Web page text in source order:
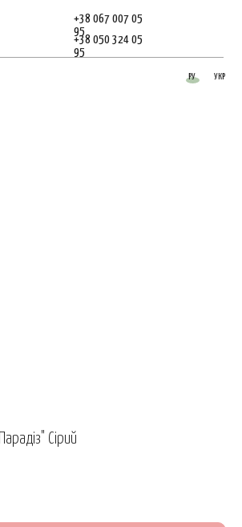
РУ УКР
+38 067 007 05
95
+38 050 324 05
95
Сірий